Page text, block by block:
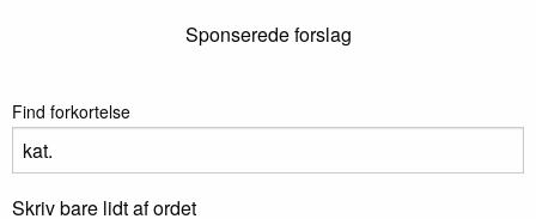
Sponserede forslag
Find forkortelse
Skriv bare lidt af ordet